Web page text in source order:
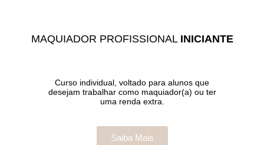
MAQUIADOR PROFISSIONAL INICIANTE
Curso individual, voltado para alunos que
desejam trabalhar como maquiador(a) ou ter
uma renda extra.
Saiba Mais